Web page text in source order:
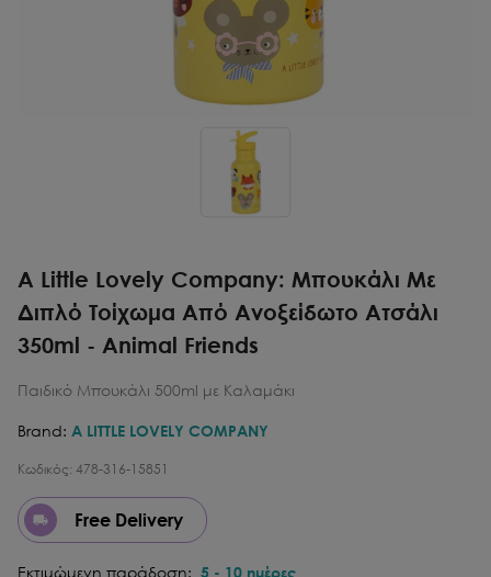
A Little Lovely Company: Μπουκάλι Με
Διπλό Τοίχωμα Από Ανοξείδωτο Ατσάλι
350ml - Animal Friends
Παιδικό Μπουκάλι 500ml με Καλαμάκι
Brand: A LITTLE LOVELY COMPANY
Κωδικός: 478-316-15851
Free Delivery
Εκτιμώμενη παράδοση: 5 - 10 ημέρες